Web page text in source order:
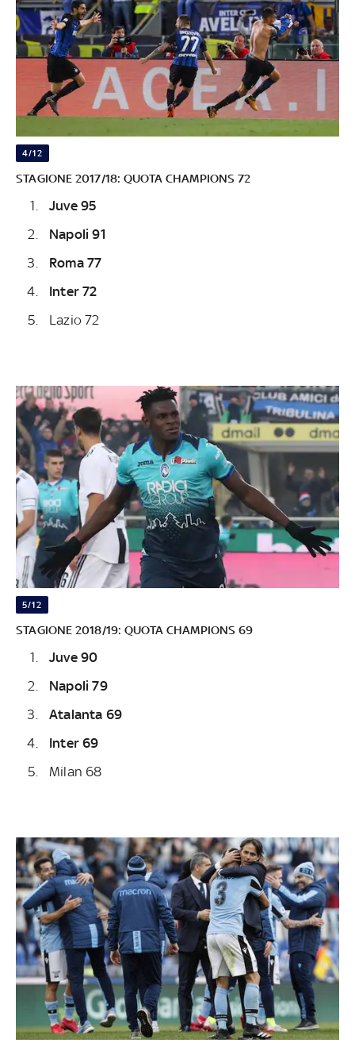
4/12
STAGIONE 2017/18: QUOTA CHAMPIONS 72
Juve 95
Napoli 91
Roma 77
Inter 72
Lazio 72
5/12
STAGIONE 2018/19: QUOTA CHAMPIONS 69
Juve 90
Napoli 79
Atalanta 69
Inter 69
Milan 68